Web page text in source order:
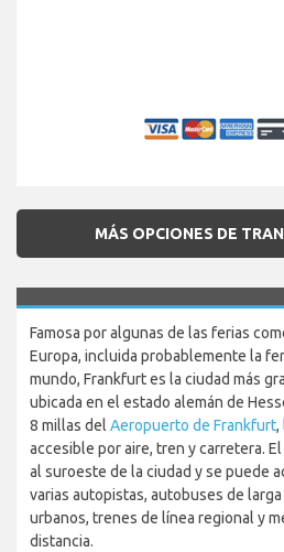
MÁS OPCIONES DE
Famosa por algunas de las ferias
Europa, incluida probablemente la
mundo, Frankfurt es la ciudad más
ubicada en el estado alemán de
8 millas del Aeropuerto de Frankfurt,
accesible por aire, tren y carretera.
al suroeste de la ciudad y se puede
varias autopistas, autobuses de
urbanos, trenes de línea regional y
distancia.